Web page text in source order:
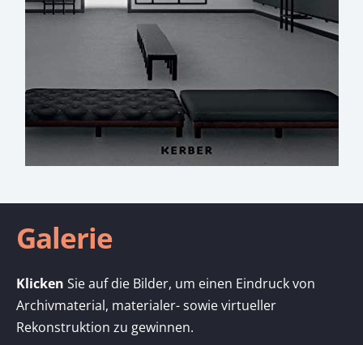
Galerie
Klicken Sie auf die Bilder, um einen Eindruck von
Archivmaterial, materialer- sowie virtueller
Rekonstruktion zu gewinnen.